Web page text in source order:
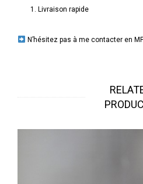
Livraison rapide
N’hésitez pas à me contacter en